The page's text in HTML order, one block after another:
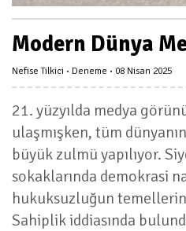
Modern Dünya
Nefise Tilkici Deneme 08 Nisan 2025
21. yüzyılda medya
ulaşmışken, tüm
büyük zulmü yapılıyor.
sokaklarında demokrasi
hukuksuzluğun
Sahiplik iddiasında